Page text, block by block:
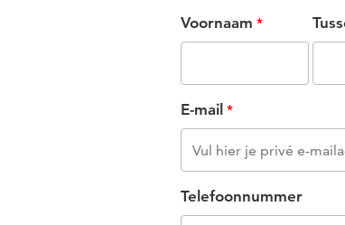
Voornaam
E-mail
Telefoonnummer